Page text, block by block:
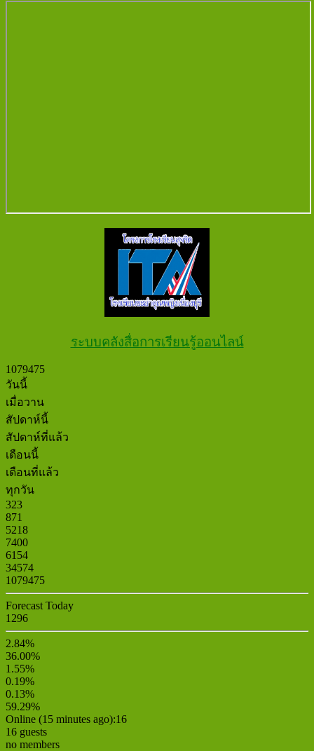
ระบบคลังสื่อการเรียนรู้ออนไลน์
1079475
วันนี้
เมื่อวาน
สัปดาห์นี้
สัปดาห์ที่แล้ว
เดือนนี้
เดือนที่แล้ว
ทุกวัน
323
871
5218
7400
6154
34574
1079475
Forecast Today
1296
2.84%
36.00%
1.55%
0.19%
0.13%
59.29%
Online (15 minutes ago):16
16 guests
no members